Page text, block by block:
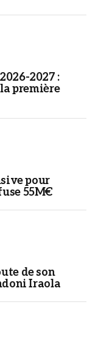
2027 :
première
pour
55M€
de son
Iraola